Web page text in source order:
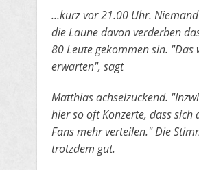
​...kurz vor 21.00 Uhr.
die Laune davon verderben
80 Leute gekommen sin. "Das
erwarten", sagt
​Matthias achselzuckend.
hier so oft Konzerte, dass sich
Fans mehr verteilen." Die
trotzdem gut.